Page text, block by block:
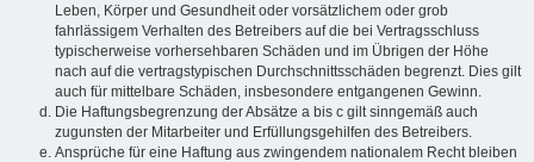
Leben, Körper und Gesundheit oder vorsätzlichem oder grob
fahrlässigem Verhalten des Betreibers auf die bei Vertragsschluss
typischerweise vorhersehbaren Schäden und im Übrigen der Höhe
nach auf die vertragstypischen Durchschnittsschäden begrenzt. Dies gilt
auch für mittelbare Schäden, insbesondere entgangenen Gewinn.
Die Haftungsbegrenzung der Absätze a bis c gilt sinngemäß auch
zugunsten der Mitarbeiter und Erfüllungsgehilfen des Betreibers.
Ansprüche für eine Haftung aus zwingendem nationalem Recht bleiben